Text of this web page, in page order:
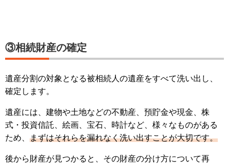
③相続財産の確定
遺産分割の対象となる被相続人の遺産をすべて洗い出し、
確定します。
遺産には、建物や土地などの不動産、預貯金や現金、株
式・投資信託、絵画、宝石、時計など、様々なものがある
ため、 まずはそれらを漏れなく洗い出すことが大切です。
後から財産が見つかると、その財産の分け方について再